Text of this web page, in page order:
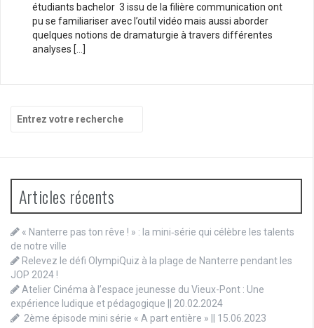
étudiants bachelor 3 issu de la filière communication ont
pu se familiariser avec l’outil vidéo mais aussi aborder
quelques notions de dramaturgie à travers différentes
analyses […]
Recherche
pour
Articles récents
« Nanterre pas ton rêve ! » : la mini‑série qui célèbre les talents
de notre ville
Relevez le défi OlympiQuiz à la plage de Nanterre pendant les
JOP 2024 !
Atelier Cinéma à l’espace jeunesse du Vieux-Pont : Une
expérience ludique et pédagogique || 20.02.2024
2ème épisode mini série « A part entière » || 15.06.2023